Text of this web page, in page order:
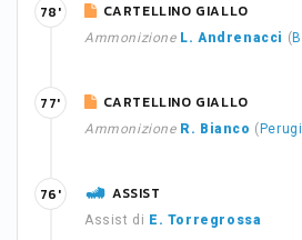
CARTELLINO GIALLO
Ammonizione L. Andrenacci (
78'
CARTELLINO GIALLO
Ammonizione R. Bianco (
77'
ASSIST
Assist di E. Torregrossa
76'